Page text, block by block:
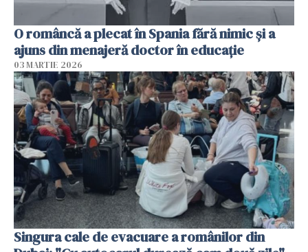
O româncă a plecat în Spania fără nimic și a
ajuns din menajeră doctor în educație
03 MARTIE 2026
Singura cale de evacuare a românilor din